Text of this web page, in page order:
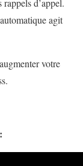
d’appel.
agit
votre